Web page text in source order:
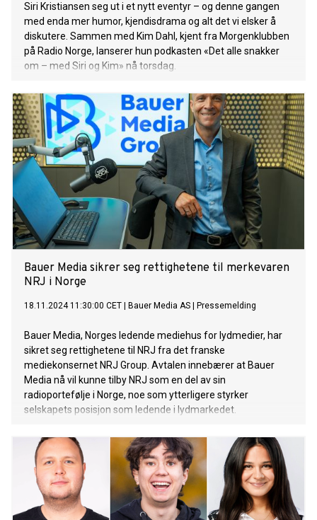
Siri Kristiansen seg ut i et nytt eventyr – og denne gangen
med enda mer humor, kjendisdrama og alt det vi elsker å
diskutere. Sammen med Kim Dahl, kjent fra Morgenklubben
på Radio Norge, lanserer hun podkasten «Det alle snakker
om – med Siri og Kim» nå torsdag.
Bauer Media sikrer seg rettighetene til merkevaren
NRJ i Norge
18.11.2024 11:30:00 CET Bauer Media AS Pressemelding
Bauer Media, Norges ledende mediehus for lydmedier, har
sikret seg rettighetene til NRJ fra det franske
mediekonsernet NRJ Group. Avtalen innebærer at Bauer
Media nå vil kunne tilby NRJ som en del av sin
radioportefølje i Norge, noe som ytterligere styrker
selskapets posisjon som ledende i lydmarkedet.